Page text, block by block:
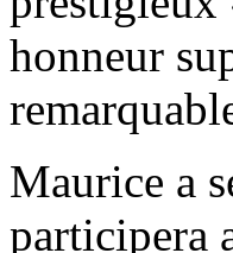
honneur
Maurice a
participera